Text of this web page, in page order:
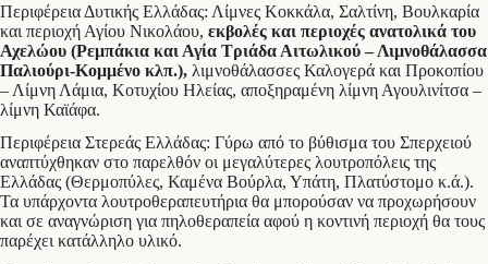
Περιφέρεια Δυτικής Ελλάδας: Λίμνες Κοκκάλα, Σαλτίνη, Βουλκαρία
και περιοχή Αγίου Νικολάου, εκβολές και περιοχές ανατολικά του
Αχελώου (Ρεμπάκια και Αγία Τριάδα Αιτωλικού – Λιμνοθάλασσα
Παλιούρι-Κομμένο κλπ.), λιμνοθάλασσες Καλογερά και Προκοπίου
– Λίμνη Λάμια, Κοτυχίου Ηλείας, αποξηραμένη λίμνη Αγουλινίτσα –
λίμνη Καϊάφα.
Περιφέρεια Στερεάς Ελλάδας: Γύρω από το βύθισμα του Σπερχειού
αναπτύχθηκαν στο παρελθόν οι μεγαλύτερες λουτροπόλεις της
Ελλάδας (Θερμοπύλες, Καμένα Βούρλα, Υπάτη, Πλατύστομο κ.ά.).
Τα υπάρχοντα λουτροθεραπευτήρια θα μπορούσαν να προχωρήσουν
και σε αναγνώριση για πηλοθεραπεία αφού η κοντινή περιοχή θα τους
παρέχει κατάλληλο υλικό.